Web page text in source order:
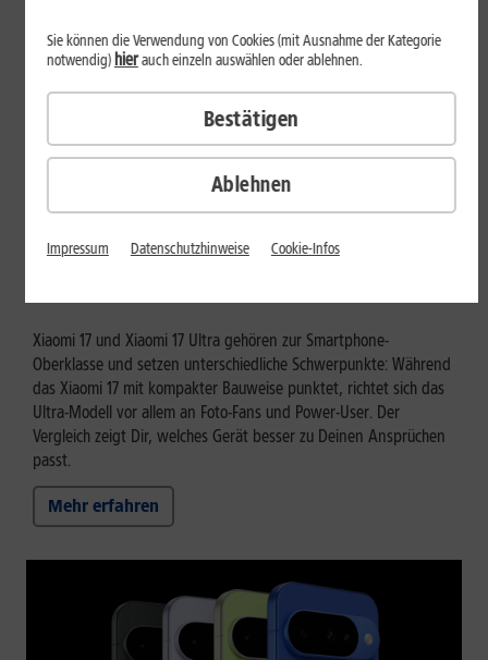
Tests & Vergleiche
Xiaomi 17 vs. Xiaomi 17 Ultra: Für
Xiaomi 17 und Xiaomi 17 Ultra gehören zur Smartphone-
Oberklasse und setzen unterschiedliche Schwerpunkte: Während
das Xiaomi 17 mit kompakter Bauweise punktet, richtet sich das
Ultra-Modell vor allem an Foto-Fans und Power-User. Der
Vergleich zeigt Dir, welches Gerät besser zu Deinen Ansprüchen
passt.
Mehr erfahren
Ablehnen
Sie können die Verwendung von Cookies (mit Ausnahme der Kategorie
notwendig) hierauch einzeln auswählen oder ablehnen.
Bestätigen
Impressum Datenschutzhinweise Cookie-Infos